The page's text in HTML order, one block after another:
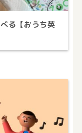
る【おうち英